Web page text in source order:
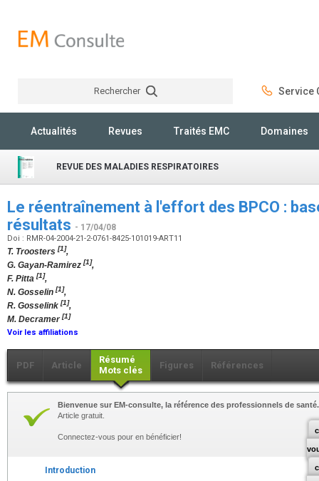
Rechercher Service
Actualités Revues Traités EMC Domaines
REVUE DES MALADIES RESPIRATOIRES
Le réentraînement à l'effort des BPCO :
résultats - 17/04/08
Doi : RMR-04-2004-21-2-0761-8425-101019-ART11
T. Troosters [1],
G. Gayan-Ramirez [1],
F. Pitta [1],
N. Gosselin [1],
R. Gosselink [1],
M. Decramer[1]
Voir les affiliations
PDF Article
Résumé
Mots clés
Figures Références
Bienvenue sur EM-consulte, la référence des professionnels de santé.
Article gratuit.
Connectez-vous pour en bénéficier!
Introduction